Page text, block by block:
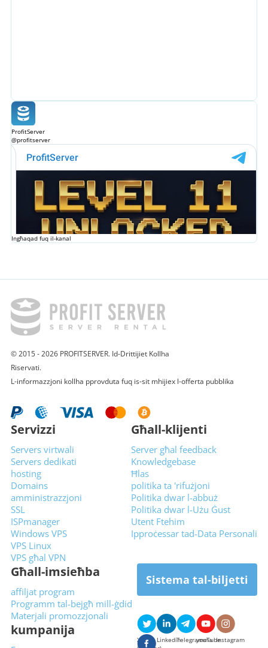
ProfitServer
@profitserver
Ingħaqad fuq il-kanal
© 2015 - 2026 PROFITSERVER. Id-Drittijiet Kollha
Riservati.
L-informazzjoni kollha pprovduta fuq is-sit mhijiex l-offerta pubblika
Servizzi
Servers virtwali
Servers dedikati
hosting
Domains
amministrazzjoni
SSL
ISPmanager
Windows VPS
VPS Linux
VPS għal VPN
Għall-klijenti
Server għal feedback
Knowledgebase
Ħlas
politika ta 'rifużjoni
Politika dwar l-abbuż
Politika dwar l-Użu Ġust
Utent Ftehim
Ipproċessar tad-Data Personali
Għall-imsieħba
affiljat program
Programm tal-bejgħ mill-ġdid
Materjali promozzjonali
kumpanija
Sistema tal-biljetti
X
LinkedinTelegramma
youTubeInstagram